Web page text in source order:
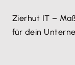
Zierhut IT –
für dein